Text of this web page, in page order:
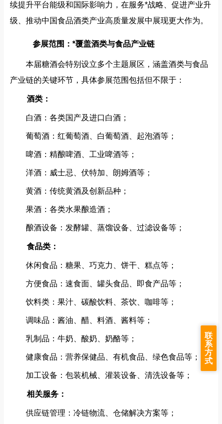
续提升平台能级和国际影响力，在服务*战略、促进产业升
级、推动中国食品酒类产业高质量发展中展现更大作为。
参展范围：*覆盖酒类与食品产业链
本届糖酒会特别设立多个主题展区，涵盖酒类与食品
产业链的关键环节，具体参展范围包括但不限于：
酒类：
白酒：各类国产及进口白酒；
葡萄酒：红葡萄酒、白葡萄酒、起泡酒等；
啤酒：精酿啤酒、工业啤酒等；
洋酒：威士忌、伏特加、朗姆酒等；
黄酒：传统黄酒及创新品种；
果酒：各类水果酿造酒；
酿酒设备：发酵罐、蒸馏设备、过滤设备等；
食品类：
休闲食品：糖果、巧克力、饼干、糕点等；
方便食品：速食面、罐头食品、即食产品等；
饮料类：果汁、碳酸饮料、茶饮、咖啡等；
调味品：酱油、醋、料酒、酱料等；
乳制品：牛奶、酸奶、奶酪等；
健康食品：营养保健品、有机食品、绿色食品等；
加工设备：包装机械、灌装设备、清洗设备等；
相关服务：
供应链管理：冷链物流、仓储解决方案等；
联
系
方
式